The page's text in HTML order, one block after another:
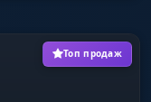
Топ продаж